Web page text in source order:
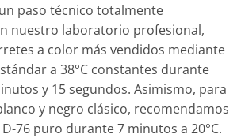
paso técnico totalmente
nuestro laboratorio profesional,
a color más vendidos mediante
a 38°C constantes durante
y 15 segundos. Asimismo, para
y negro clásico, recomendamos
76 puro durante 7 minutos a 20°C.